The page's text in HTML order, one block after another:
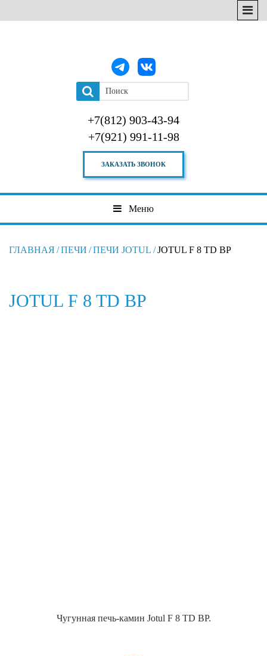
+7(812) 903-43-94
+7(921) 991-11-98
ЗАКАЗАТЬ ЗВОНОК
Меню
ГЛАВНАЯ /ПЕЧИ /ПЕЧИ JOTUL /JOTUL F 8 TD BP
JOTUL F 8 TD BP
Чугунная печь-камин Jotul F 8 TD BP.